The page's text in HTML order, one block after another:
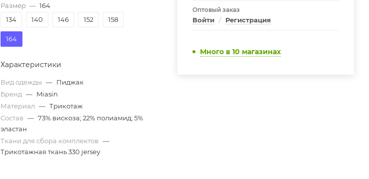
Размер — 164
134
140 146 152 158
164
Характеристики
Вид одежды — Пиджак
Бренд — Miasin
Материал — Трикотаж
Состав — 73% вискоза; 22% полиамид; 5%
эластан
Ткани для сбора комплектов —
Трикотажная ткань 330 jersey
Оптовый заказ
Войти / Регистрация
Много в 10 магазинах